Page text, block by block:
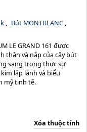
, Bút MONTBLANC ,
LE GRAND 161 được
thân và nắp của cây bút
sang trọng thực sự
lấp lánh và biểu
mỹ tinh tế.
Xóa thuộc tính